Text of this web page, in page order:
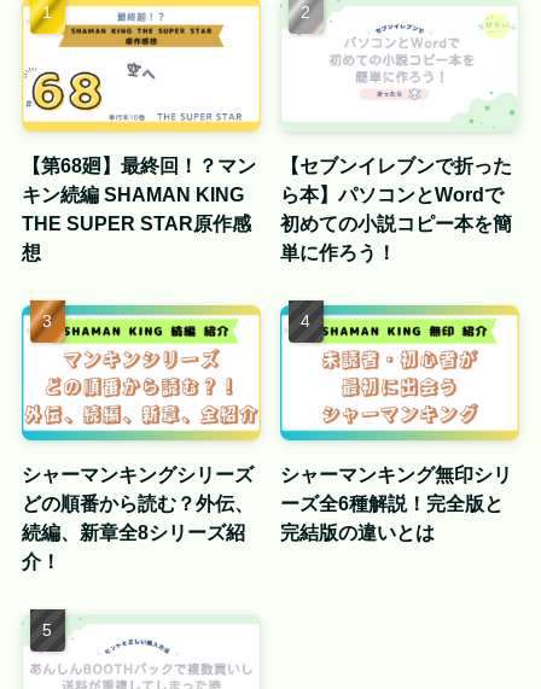
【第68廻】最終回！？マン
キン続編 SHAMAN KING
THE SUPER STAR原作感
想
【セブンイレブンで折った
ら本】パソコンとWordで
初めての小説コピー本を簡
単に作ろう！
シャーマンキングシリーズ
どの順番から読む？外伝、
続編、新章全8シリーズ紹
介！
シャーマンキング無印シリ
ーズ全6種解説！完全版と
完結版の違いとは